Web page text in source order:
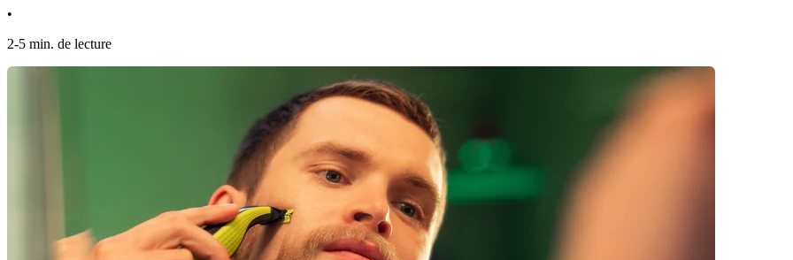
•
2-5 min. de lecture